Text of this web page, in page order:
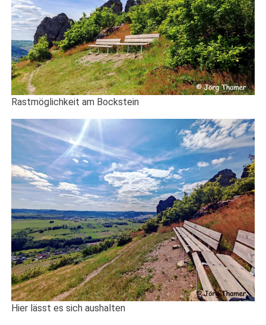
Rastmöglichkeit am Bockstein
Hier lässt es sich aushalten